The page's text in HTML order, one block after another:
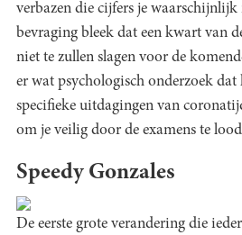
verbazen die cijfers je
bevraging bleek dat een kwart van
niet te zullen slagen voor de
er wat psychologisch onderzoek dat
specifieke uitdagingen van
om je veilig door de examens te
Speedy Gonzales
De eerste grote verandering die